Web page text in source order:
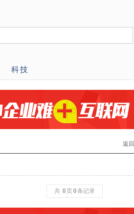
科技
返
共 0页0条记录